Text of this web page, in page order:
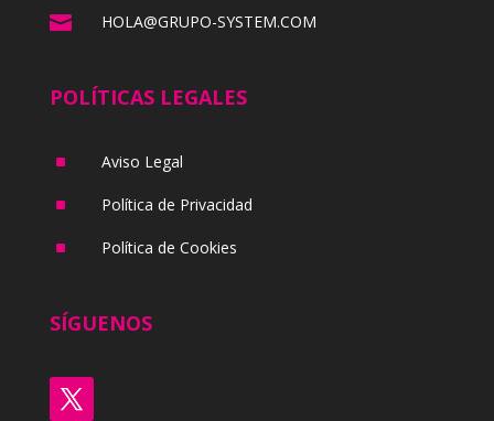
 HOLA@GRUPO-SYSTEM.COM
POLÍTICAS LEGALES
^ Aviso Legal
^ Política de Privacidad
^ Política de Cookies
SÍGUENOS